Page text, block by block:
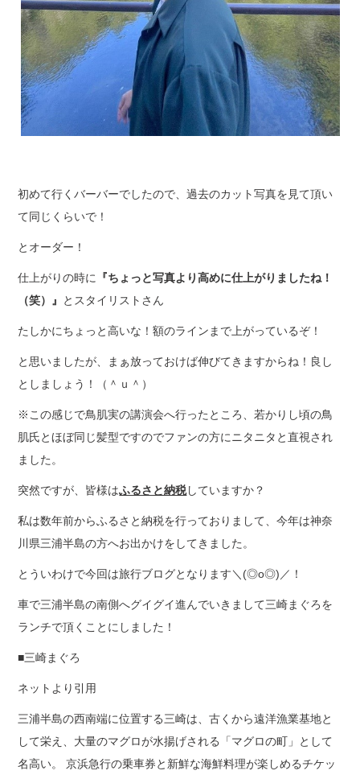
初めて行くバーバーでしたので、過去のカット写真を見て頂い
て同じくらいで！
とオーダー！
仕上がりの時に
『ちょっと写真より高めに仕上がりましたね！
（笑）』 とスタイリストさん
たしかにちょっと高いな！額のラインまで上がっているぞ！
と思いましたが、まぁ放っておけば伸びてきますからね！良し
としましょう！（＾ｕ＾）
※この感じで鳥肌実の講演会へ行ったところ、若かりし頃の鳥
肌氏とほぼ同じ髪型ですのでファンの方にニタニタと直視され
ました。
突然ですが、皆様はふるさと納税していますか？
私は数年前からふるさと納税を行っておりまして、今年は神奈
川県三浦半島の方へお出かけをしてきました。
とういわけで今回は旅行ブログとなります＼(◎o◎)／！
車で三浦半島の南側へグイグイ進んでいきまして三崎まぐろを
ランチで頂くことにしました！
■三崎まぐろ
ネットより引用
三浦半島の西南端に位置する三崎は、古くから遠洋漁業基地と
して栄え、大量のマグロが水揚げされる「マグロの町」として
名高い。 京浜急行の乗車券と新鮮な海鮮料理が楽しめるチケッ